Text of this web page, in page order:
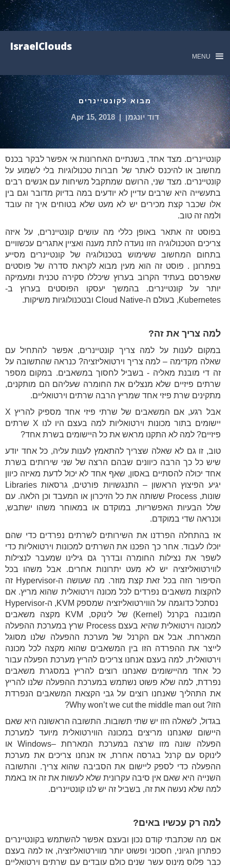
IsraelClouds
MENU
מבוא לקונטיינרים
דוד יונגמן |
Apr 15, 2018
קונטיינרים. מצד אחד, בשנתיים האחרונות אי אפשר לבקר בכנס
מחשוב או להיכנס לאתר של חברות טכנולוגיות בלי לשמוע על
קונטיינרים. מצד שני, הרושם שמתקבל משיחות עם אנשים רבים
בתעשייה היא שרבים עדיין לא יודעים במה בדיוק מדובר וגם בין
אלו שכבר קצת מכירים יש לא מעט שלא בטוחים איך זה עובד
ולמה זה טוב.
בפוסט זה אתאר באופן כללי מה עושים קונטיינרים, על איזה
צריכים הטכנולוגיה הזו נועדה לתת מענה ואציין אתגרים עכשוויים
בתחום המחשוב ששימוש בטכנולוגיה של קונטיינרים מסייע
בפתרונן . פוסט זה הוא מעין מבוא לקראת סדרה של פוסטים
שאפרסם בעתיד הקרוב בערוץ שיכללו סקירה טכנית ומעמיקה
יותר על קונטיינרים. בהמשך יעסקו הפוסטים בערוץ ב-
Kubernetes, בעולם ה-Cloud Native ובטכנולוגיות משיקות.
למה צריך את זה?
במקום לענות על למה צריך קונטיינרים, אפשר להתחיל עם
שאלה מקדימה – למה צריך וירטואליזציה? כנראה שהתשובה על
זה די מובנת מאליה - בשביל לחסוך במשאבים. במקום מספר
שרתים פיזיים שלא מנצלים את החומרה שעליהם הם מותקנים,
מתקינים שרת פיזי אחד שמריץ הרבה שרתים וירטואליים.
אבל רגע, אם המשאבים של שרתי פיזי אחד מספיק להריץ X
יישומים בתור מכונות וירטואליות למה בעצם היו לנו X שרתים
פיזיים? למה לא התקנו מראש את כל היישומים בשרת אחד?
טוב, זו גם לא שאלה שצריך להתאמץ לענות עליה, כל אחד יודע
שיש כל כך הרבה כיוונים שבהם הרצה של שני שירותים בשרת
אחד יכולה להסתיים באסון, שאף אחד לא יכול לדעת מאיזה כיוון
יגיע הפיצוץ הראשון – התנגשויות פורטים, גרסאות Libraries
שונות, Process ששותה את כל הזיכרון או המעבד וכן הלאה. עם
שלל הבעיות האפשריות, במוקדם או במאוחר משהו ישתבש,
וכנראה שדי במוקדם.
אז בהתחלה הפרדנו את השירותים לשרתים נפרדים כדי שהם
יוכלו לעבוד. אחר כך הפכנו את השרתים למכונות וירטואליות כדי
לשפר את נצילות החומרה ובדרך גם גילינו שמעבר לנצילות
לווירטואליזציה יש לא מעט יתרונות אחרים. אבל משהו בכל
הסיפור הזה בכל זאת קצת מוזר. מה שעושה ה-Hypervisor זה
להקצות משאבים נפרדים לכל מכונה וירטואלית שהוא מריץ. אם
נסתכל כדוגמה על הווירטואליזציה שמספק KVM, ה-Hypervisor
המובנה בקרנל (Kernel) של לינוקס, KVM מקצה משאבים
למכונה וירטואלית שהיא בעצם Process שרץ במערכת ההפעלה
המארחת. אבל אם הקרנל של מערכת ההפעלה שלנו מסוגל
לייצר את ההפרדה הזו בין המשאבים שהוא מקצה לכל מכונה
וירטואלית, למה בעצם אנחנו צריכים להריץ מערכת הפעלה עבור
כל אחד מהיישומים שאנחנו רוצים להריץ במסגרת משאבים
נפרדת, למה שלא פשוט נשתמש במערכת ההפעלה שלנו להריץ
את התהליך שאנחנו רוצים על גבי הקצאת המשאבים הנפרדת
הזו? Why won’t we cut the middle man out?
בגדול, לשאלה הזו יש שתי תשובות. התשובה הראשונה היא שאם
היישום שאנחנו מריצים במכונה הווירטואלית מיועד למערכת
הפעלה שונה מזו שרצה במערכת המארחת –Windows או
לינוקס עם קרנל בגרסה אחרת, אז אנחנו צריכים את מערכת
ההפעלה כדי לספק ליישום את הסביבה שהוא צריך. והתשובה
השנייה היא שאם אין סיבה עקרונית שלא לעשות את זה אז באמת
למה שלא נעשה את זה, בשביל זה יש לנו קונטיינרים.
למה רק עכשיו באים?
אם מה שכתבתי קודם נכון ובעצם אפשר להשתמש בקונטיינרים
כפתרון הגיוני, חסכוני ופשוט יותר מווירטואליזציה, אז למה בעצם
כבר פלוס מינוס עשר שנים כולם עובדים עם שרתים וירטואליים